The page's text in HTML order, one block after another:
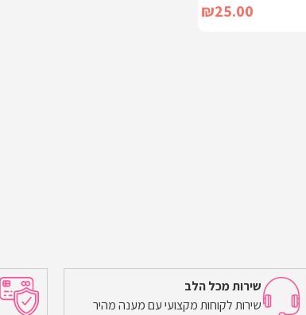
₪25.00
שירות מכל הלב
שירות לקוחות מקצועי עם מענה מהיר